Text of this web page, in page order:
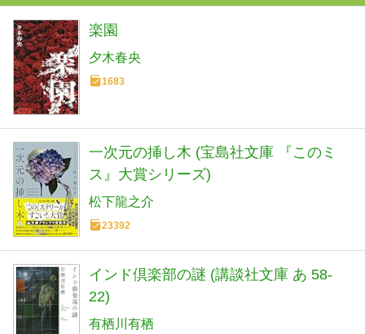
楽園
夕木春央
1683
一次元の挿し木 (宝島社文庫 『このミ
ス』大賞シリーズ)
松下龍之介
23392
インド倶楽部の謎 (講談社文庫 あ 58-
22)
有栖川有栖